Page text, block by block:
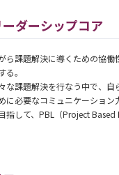
ダーシップコア
ら課題解決に導くための協働
る。
な課題解決を行なう中で、自
に必要なコミュニケーション
指して、PBL（Project